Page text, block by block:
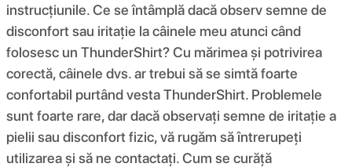
instrucțiunile. Ce se întâmplă dacă observ semne de
disconfort sau iritație la câinele meu atunci când
folosesc un ThunderShirt? Cu mărimea și potrivirea
corectă, câinele dvs. ar trebui să se simtă foarte
confortabil purtând vesta ThunderShirt. Problemele
sunt foarte rare, dar dacă observați semne de iritație a
pielii sau disconfort fizic, vă rugăm să întrerupeți
utilizarea și să ne contactați. Cum se curăță